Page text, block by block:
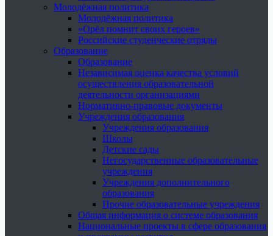
Молодёжная политика
Молодёжная политика
«Орёл помнит своих героев»
Российские студенческие отряды
Образование
Образование
Независимая оценка качества условий
осуществления образовательной
деятельности организациями
Нормативно-правовые документы
Учреждения образования
Учреждения образования
Школы
Детские сады
Негосударственные образовательные
учреждения
Учреждения дополнительного
образования
Прочие образовательные учреждения
Общая информация о системе образования
Национальные проекты в сфере образования